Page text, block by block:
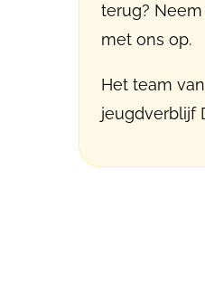
terug?
met ons op.
Het team
jeugdverblijf